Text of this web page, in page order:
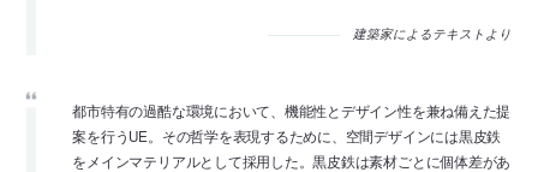
建築家によるテキストより
都市特有の過酷な環境において、機能性とデザイン性を兼ね備えた提
案を行うUE。その哲学を表現するために、空間デザインには黒皮鉄
をメインマテリアルとして採用した。黒皮鉄は素材ごとに個体差があ